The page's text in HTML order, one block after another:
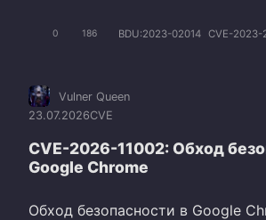
0 186 BDU:2023-02014 CVE-2023-
Vulner Queen
23.07.2026CVE
CVE-2026-11002: Обход
Google Chrome
Обход безопасности в Google